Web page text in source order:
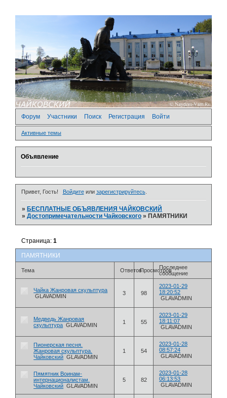
Форум Участники Поиск Регистрация Войти
Активные темы
Объявление
Привет, Гость! Войдитеили зарегистрируйтесь.
» БЕСПЛАТНЫЕ ОБЪЯВЛЕНИЯ ЧАЙКОВСКИЙ
»Достопримечательности Чайковского » ПАМЯТНИКИ
ПАМЯТНИКИ
Страница:1
Тема ОтветовПросмотровПоследнее
сообщение
Чайка Жанровая скульптура
GLAVADMIN
3 98
2023-01-29
18:20:52
GLAVADMIN
Медведь Жанровая
скульптура GLAVADMIN 1 55
2023-01-29
18:11:07
GLAVADMIN
Пионерская песня.
Жанровая скульптура.
Чайковский GLAVADMIN
1 54
2023-01-28
08:57:24
GLAVADMIN
Пямятник Воинам-
интернационалистам.
Чайковский GLAVADMIN
5 82
2023-01-28
06:13:53
GLAVADMIN